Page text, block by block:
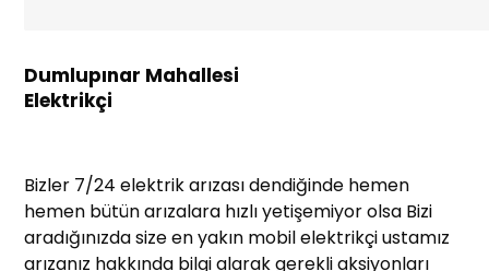
Dumlupınar Mahallesi
Elektrikçi
Bizler 7/24 elektrik arızası dendiğinde hemen
hemen bütün arızalara hızlı yetişemiyor olsa Bizi
aradığınızda size en yakın mobil elektrikçi ustamız
arızanız hakkında bilgi alarak gerekli aksiyonları